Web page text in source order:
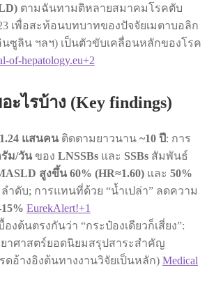
ตามฉันทามติหลายสมาคมโรคตับ
เพื่อสะท้อนบทบาทของปัจจัยเมตาบอลิก
ซูลิน ฯลฯ) เป็นตัวขับเคลื่อนหลักของโรค
of-hepatology.eu+2
ะไรบ้าง (Key findings)
1.24 แสนคน ติดตามยาวนาน ~10 ปี: การ
รัม/วัน ของ LNSSBs และ SSBs สัมพันธ์
สูงขึ้น 60% (HR≈1.60) และ 50%
ำดับ; การแทนที่ด้วย “น้ำเปล่า” ลดความ
EurekAlert!+1
งต้นตรงกันว่า “กระป๋องเดียวก็เสี่ยง”:
าศาสตร์ยอดนิยมสรุปสาระสำคัญ
ดอ้างอิงต้นทางงานวิจัยเป็นหลัก) Medical